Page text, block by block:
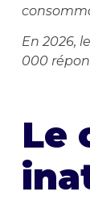
En 2026,
000
Le